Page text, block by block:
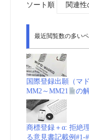
ソート順
最近閲覧数の多い
国際登録出願（マ
MM2～MM21
の
商標登録＋α: 拒絶
る意見書記載例